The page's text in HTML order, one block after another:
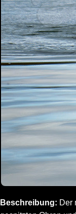
Beschreibung: Der